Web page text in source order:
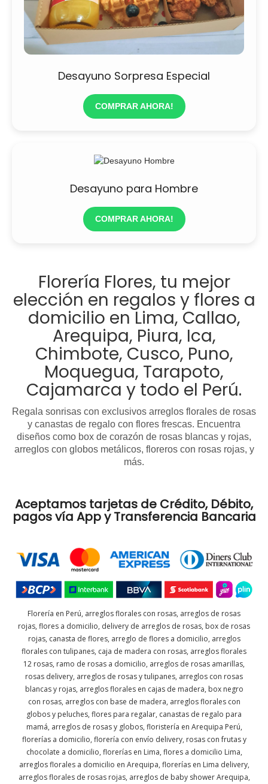
Desayuno Sorpresa Especial
COMPRAR AHORA!
Desayuno para Hombre
COMPRAR AHORA!
Florería Flores, tu mejor
elección en regalos y flores a
domicilio en Lima, Callao,
Arequipa, Piura, Ica,
Chimbote, Cusco, Puno,
Moquegua, Tarapoto,
Cajamarca y todo el Perú.
Regala sonrisas con exclusivos arreglos florales de rosas
y canastas de regalo con flores frescas. Encuentra
diseños como box de corazón de rosas blancas y rojas,
arreglos con globos metálicos, floreros con rosas rojas, y
más.
Aceptamos tarjetas de Crédito, Débito,
pagos vía App y Transferencia Bancaria
Florería en Perú, arreglos florales con rosas, arreglos de rosas
rojas, flores a domicilio, delivery de arreglos de rosas, box de rosas
rojas, canasta de flores, arreglo de flores a domicilio, arreglos
florales con tulipanes, caja de madera con rosas, arreglos florales
12 rosas, ramo de rosas a domicilio, arreglos de rosas amarillas,
rosas delivery, arreglos de rosas y tulipanes, arreglos con rosas
blancas y rojas, arreglos florales en cajas de madera, box negro
con rosas, arreglos con base de madera, arreglos florales con
globos y peluches, flores para regalar, canastas de regalo para
mamá, arreglos de rosas y globos, floristería en Arequipa Perú,
florerías a domicilio, florería con envío delivery, rosas con frutas y
chocolate a domicilio, florerías en Lima, flores a domicilio Lima,
arreglos florales a domicilio en Arequipa, florerías en Lima delivery,
arreglos florales de rosas rojas, arreglos de baby shower Arequipa,